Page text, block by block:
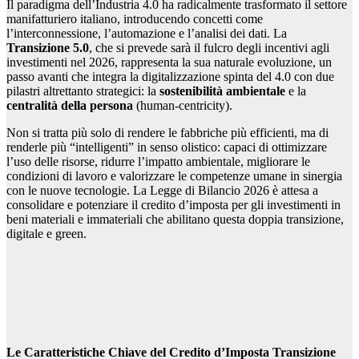
Il paradigma dell’Industria 4.0 ha radicalmente trasformato il settore
manifatturiero italiano, introducendo concetti come
l’interconnessione, l’automazione e l’analisi dei dati. La
Transizione 5.0, che si prevede sarà il fulcro degli incentivi agli
investimenti nel 2026, rappresenta la sua naturale evoluzione, un
passo avanti che integra la digitalizzazione spinta del 4.0 con due
pilastri altrettanto strategici: la sostenibilità ambientale e la
centralità della persona (human-centricity).
Non si tratta più solo di rendere le fabbriche più efficienti, ma di
renderle più “intelligenti” in senso olistico: capaci di ottimizzare
l’uso delle risorse, ridurre l’impatto ambientale, migliorare le
condizioni di lavoro e valorizzare le competenze umane in sinergia
con le nuove tecnologie. La Legge di Bilancio 2026 è attesa a
consolidare e potenziare il credito d’imposta per gli investimenti in
beni materiali e immateriali che abilitano questa doppia transizione,
digitale e green.
Le Caratteristiche Chiave del Credito d’Imposta Transizione